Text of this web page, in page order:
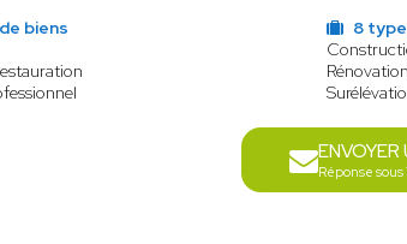
biens
8
Rénovation
ENVOYER
Réponse